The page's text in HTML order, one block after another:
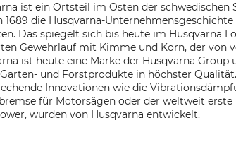
ist ein Ortsteil im Osten der schwedischen
1689 die Husqvarna-
Das spiegelt sich bis heute im Husqvarna
Gewehrlauf mit Kimme und Korn, der von
ist heute eine Marke der Husqvarna Group
und Forstprodukte in höchster
Innovationen wie die
für Motorsägen oder der weltweit erste
wurden von Husqvarna entwickelt.